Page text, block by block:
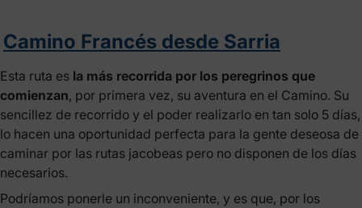
Camino Francés desde Sarria
Esta ruta es la más recorrida por los peregrinos que
comienzan, por primera vez, su aventura en el Camino. Su
sencillez de recorrido y el poder realizarlo en tan solo 5 días,
lo hacen una oportunidad perfecta para la gente deseosa de
caminar por las rutas jacobeas pero no disponen de los días
necesarios.
Podríamos ponerle un inconveniente, y es que, por los